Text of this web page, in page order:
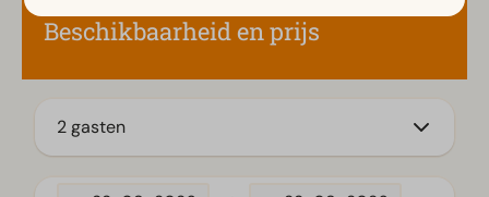
Koffiezetapparaat
Magnetron
Ligging
Vrijstaand
Beschikbaarheid en prijs
2 gasten